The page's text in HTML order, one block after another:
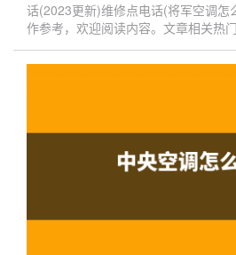
话(2023更新)维修点电话(将军空调怎
作参考，欢迎阅读内容。文章相关热